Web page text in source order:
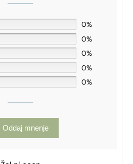
0%
0%
0%
0%
0%
Oddaj mnenje